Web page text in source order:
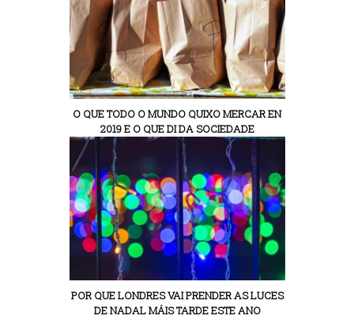
O QUE TODO O MUNDO QUIXO MERCAR EN
2019 E O QUE DI DA SOCIEDADE
POR QUE LONDRES VAI PRENDER AS LUCES
DE NADAL MÁIS TARDE ESTE ANO